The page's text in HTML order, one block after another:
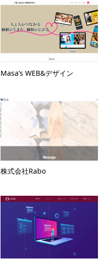
Masa’s WEB&デザイン
株式会社Rabo